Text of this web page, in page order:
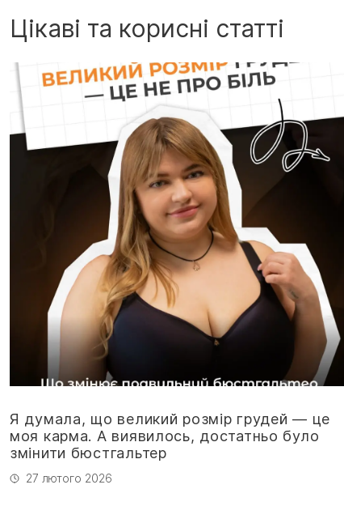
Цікаві та корисні статті
Я думала, що великий розмір грудей — це
моя карма. А виявилось, достатньо було
змінити бюстгальтер
27 лютого 2026